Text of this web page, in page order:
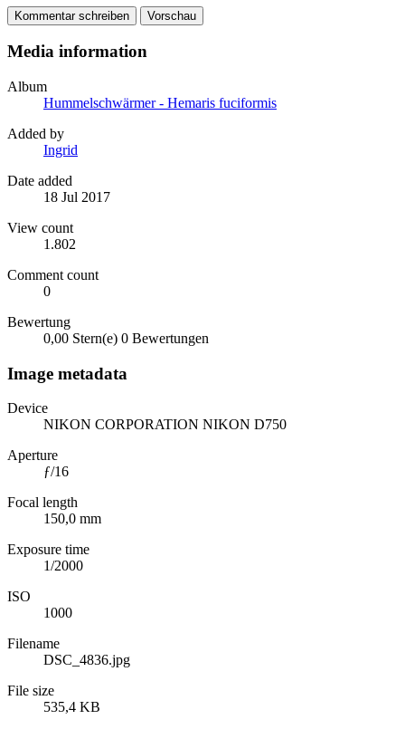
Kommentar schreiben Vorschau
Media information
Album
Hummelschwärmer - Hemaris fuciformis
Added by
Ingrid
Date added
18 Jul 2017
View count
1.802
Comment count
0
Bewertung
0,00 Stern(e) 0 Bewertungen
Image metadata
Device
NIKON CORPORATION NIKON D750
Aperture
ƒ/16
Focal length
150,0 mm
Exposure time
1/2000
ISO
1000
Filename
DSC_4836.jpg
File size
535,4 KB